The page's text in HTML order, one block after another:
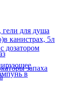
для душа
канистрах, 5л
дозатором
в
запаха